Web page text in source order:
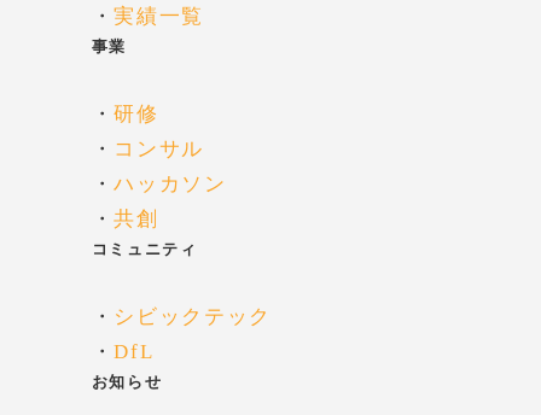
・実績一覧
事業
・研修
・ コンサル
・ハッカソン
・共創
コミュニティ
・ シビックテック
・DfL
お知らせ